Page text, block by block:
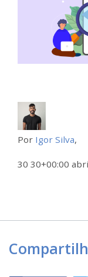
Por Igor Silva,
30 30+00:00